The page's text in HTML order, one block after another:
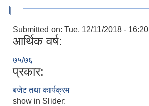
।
Submitted on: Tue, 12/11/2018 - 16:20
आर्थिक वर्ष:
७५/७६
प्रकार:
बजेट तथा कार्यक्रम
show in Slider: